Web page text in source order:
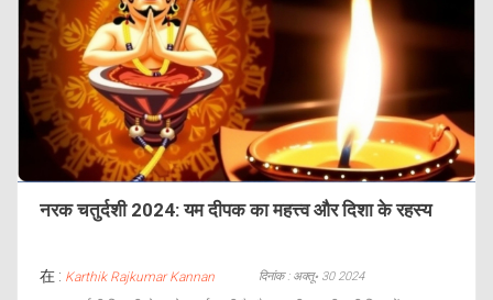
नरक चतुर्दशी 2024: यम दीपक का महत्त्व और दिशा के रहस्य
在 : Karthik Rajkumar Kannan दिनांक : अक्तू॰ 30 2024